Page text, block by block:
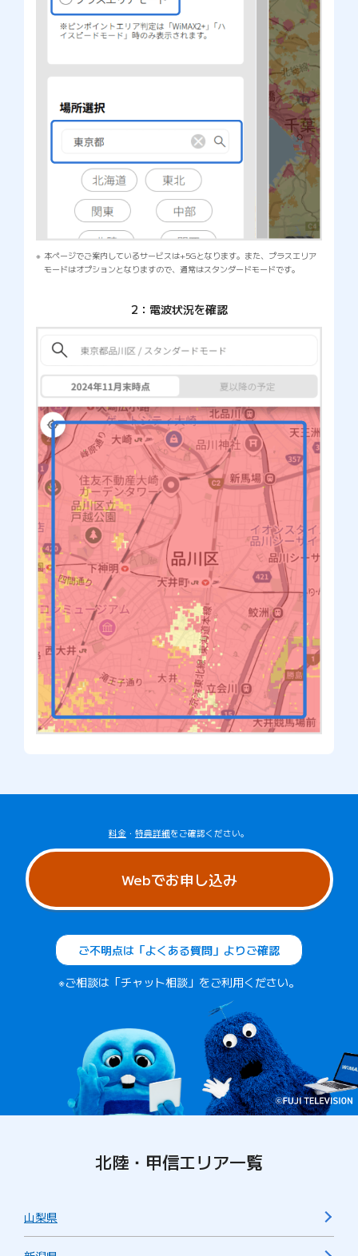
本ページでご案内しているサービスは+5Gとなります。また、プラスエリア
モードはオプションとなりますので、通常はスタンダードモードです。
2：電波状況を確認
料金 ・ 特典詳細をご確認ください。
Webでお申し込み
ご不明点は「よくある質問」よりご確認
※ご相談は「チャット相談」をご利用ください。
北陸・甲信エリア一覧
山梨県